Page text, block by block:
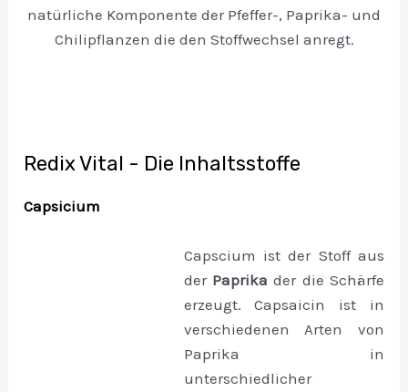
natürliche Komponente der Pfeffer-, Paprika- und
Chilipflanzen die den Stoffwechsel anregt.
Redix Vital - Die Inhaltsstoffe
Capsicium
Capscium ist der Stoff aus
der Paprika der die Schärfe
erzeugt. Capsaicin ist in
verschiedenen Arten von
Paprika in
unterschiedlicher